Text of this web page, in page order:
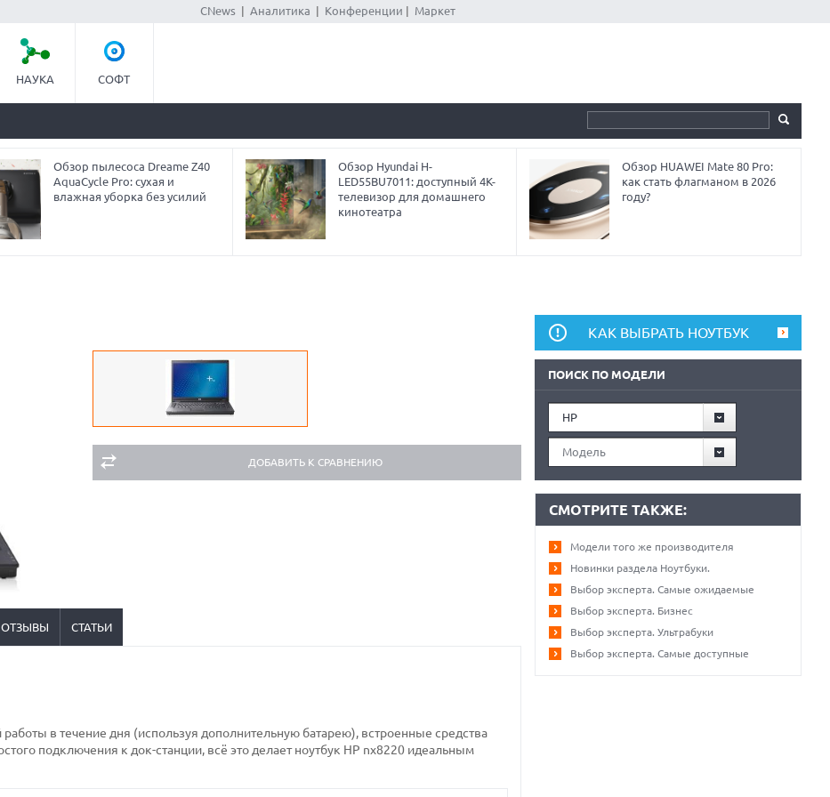
CNews| Аналитика Конференции Маркет
НАУКА СОФТ
Обзор пылесоса Dreame Z40
AquaCycle Pro: сухая и
влажная уборка без усилий
Обзор Hyundai H-
LED55BU7011: доступный 4K-
телевизор для домашнего
кинотеатра
Обзор HUAWEI Mate 80 Pro:
как стать флагманом в 2026
году?
ДОБАВИТЬ К СРАВНЕНИЮ
ОТЗЫВЫ СТАТЬИ
в течение дня (используя дополнительную батарею), встроенные средства
подключения к док-станции, всё это делает ноутбук HP nx8220 идеальным
КАК ВЫБРАТЬ НОУТБУК
ПОИСК ПО МОДЕЛИ
HP
Модель
СМОТРИТЕ ТАКЖЕ:
Модели того же производителя
Новинки раздела Ноутбуки.
Выбор эксперта. Самые ожидаемые
Выбор эксперта. Бизнес
Выбор эксперта. Ультрабуки
Выбор эксперта. Самые доступные